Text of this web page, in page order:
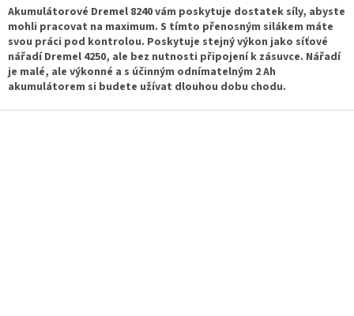
l
á
d
a
c
í
r
Akumulátorové Dremel 8240 vám poskytuje dostatek síly, abyste
mohli pracovat na maximum. S tímto přenosným silákem máte
svou práci pod kontrolou. Poskytuje stejný výkon jako síťové
nářadí Dremel 4250, ale bez nutnosti připojení k zásuvce. Nářadí
je malé, ale výkonné a s účinným odnímatelným 2 Ah
akumulátorem si budete užívat dlouhou dobu chodu.